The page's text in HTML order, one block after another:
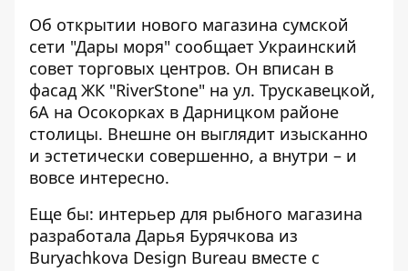
Об открытии нового магазина сумской
сети "Дары моря" сообщает Украинский
совет торговых центров. Он вписан в
фасад ЖК "RiverStone" на ул. Трускавецкой,
6А на Осокорках в Дарницком районе
столицы. Внешне он выглядит изысканно
и эстетически совершенно, а внутри – и
вовсе интересно.
Еще бы: интерьер для рыбного магазина
разработала Дарья Бурячкова из
Buryachkova Design Bureau вместе с